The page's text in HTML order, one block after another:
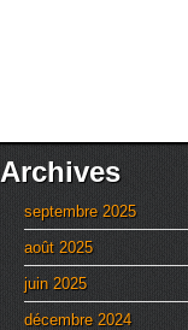
Archives
septembre 2025
août 2025
juin 2025
décembre 2024